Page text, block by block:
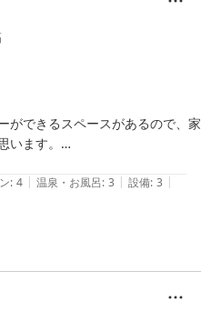
ができるスペースがあるので、家
ます。
。
側の2棟は人気な上、バーベキ
。
。
: 4 | 温泉・お風呂: 3 | 設備: 3 |